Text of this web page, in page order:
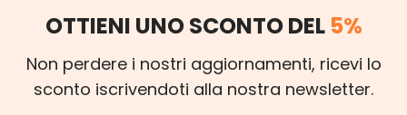
OTTIENI UNO SCONTO DEL 5%
Non perdere i nostri aggiornamenti, ricevi lo
sconto iscrivendoti alla nostra newsletter.